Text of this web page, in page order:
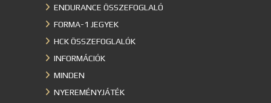
ENDURANCE ÖSSZEFOGLALÓ
FORMA-1 JEGYEK
HCK ÖSSZEFOGLALÓK
INFORMÁCIÓK
MINDEN
NYEREMÉNYJÁTÉK